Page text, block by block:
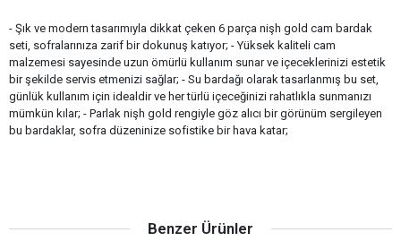
- Şık ve modern tasarımıyla dikkat çeken 6 parça nişh gold cam bardak
seti, sofralarınıza zarif bir dokunuş katıyor; - Yüksek kaliteli cam
malzemesi sayesinde uzun ömürlü kullanım sunar ve içeceklerinizi estetik
bir şekilde servis etmenizi sağlar; - Su bardağı olarak tasarlanmış bu set,
günlük kullanım için idealdir ve her türlü içeceğinizi rahatlıkla sunmanızı
mümkün kılar; - Parlak nişh gold rengiyle göz alıcı bir görünüm sergileyen
bu bardaklar, sofra düzeninize sofistike bir hava katar;
Benzer Ürünler